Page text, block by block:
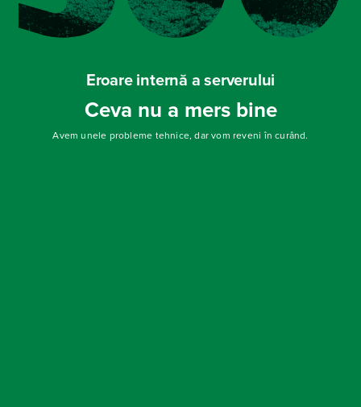
Eroare internă a serverului
Ceva nu a mers bine
Avem unele probleme tehnice, dar vom reveni în curând.